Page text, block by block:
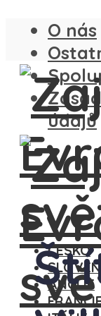
O nás
údajů
ČESKO
ANGLIE